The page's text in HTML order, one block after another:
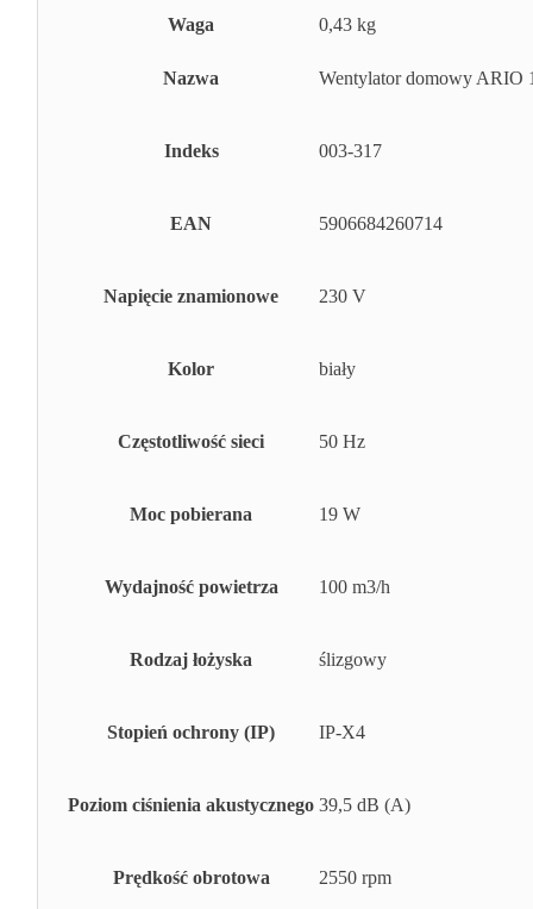
Waga 0,43 kg
Nazwa Wentylator domowy ARIO
Indeks 003-317
EAN 5906684260714
Napięcie znamionowe 230 V
Kolor biały
Częstotliwość sieci 50 Hz
Moc pobierana 19 W
Wydajność powietrza 100 m3/h
Rodzaj łożyska ślizgowy
Stopień ochrony (IP) IP-X4
Poziom ciśnienia akustycznego 39,5 dB (A)
Prędkość obrotowa 2550 rpm